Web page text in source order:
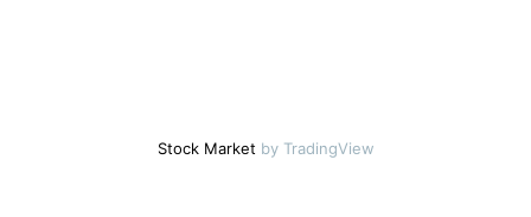
Stock Market by TradingView